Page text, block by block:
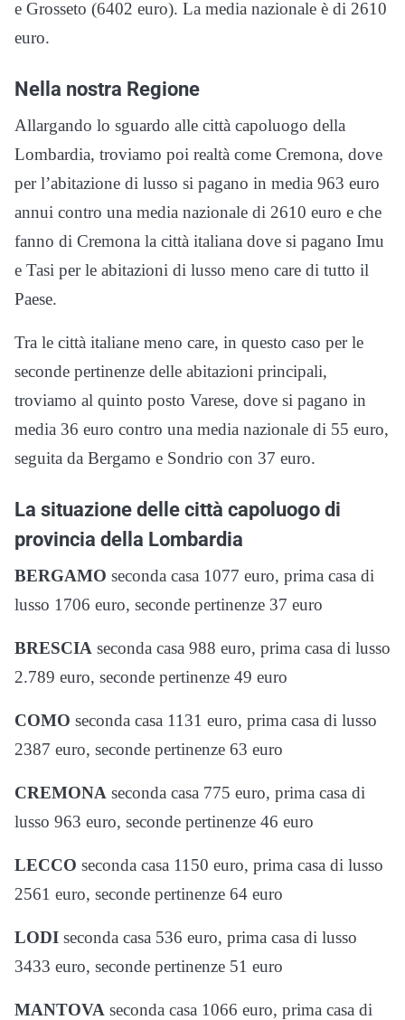
e Grosseto (6402 euro). La media nazionale è di 2610
euro.
Nella nostra Regione
Allargando lo sguardo alle città capoluogo della
Lombardia, troviamo poi realtà come Cremona, dove
per l’abitazione di lusso si pagano in media 963 euro
annui contro una media nazionale di 2610 euro e che
fanno di Cremona la città italiana dove si pagano Imu
e Tasi per le abitazioni di lusso meno care di tutto il
Paese.
Tra le città italiane meno care, in questo caso per le
seconde pertinenze delle abitazioni principali,
troviamo al quinto posto Varese, dove si pagano in
media 36 euro contro una media nazionale di 55 euro,
seguita da Bergamo e Sondrio con 37 euro.
La situazione delle città capoluogo di
provincia della Lombardia
BERGAMO seconda casa 1077 euro, prima casa di
lusso 1706 euro, seconde pertinenze 37 euro
BRESCIA seconda casa 988 euro, prima casa di lusso
2.789 euro, seconde pertinenze 49 euro
COMO seconda casa 1131 euro, prima casa di lusso
2387 euro, seconde pertinenze 63 euro
CREMONA seconda casa 775 euro, prima casa di
lusso 963 euro, seconde pertinenze 46 euro
LECCO seconda casa 1150 euro, prima casa di lusso
2561 euro, seconde pertinenze 64 euro
LODI seconda casa 536 euro, prima casa di lusso
3433 euro, seconde pertinenze 51 euro
MANTOVA seconda casa 1066 euro, prima casa di